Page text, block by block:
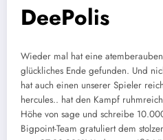
DeePolis
Wieder mal hat eine
glückliches Ende gefunden. Und
hat auch einen unserer Spieler
hercules.. hat den Kampf
Höhe von sage und schreibe
Bigpoint-Team gratuliert dem